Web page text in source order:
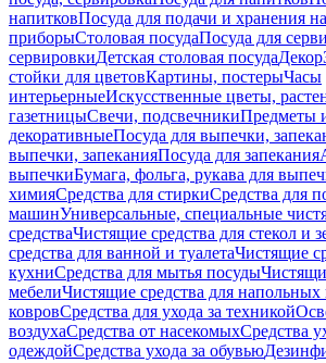
напитковПосуда для подачи и хранения
приборыСтоловая посудаПосуда для
сервировкиДетская столовая посудаДекор
стойки для цветовКартины, постерыЧасы
интерьерныеИскусственные цветы,
газетницыСвечи, подсвечникиПредметы
декоративныеПосуда для выпечки,
выпечки, запеканияПосуда для запекания
выпечкиБумага, фольга, рукава для
химияСредства для стиркиСредства для
машинУниверсальные, специальные
средстваЧистящие средства для стекол и
средства для ванной и туалетаЧистящие
кухниСредства для мытья посуды
мебелиЧистящие средства для
ковровСредства для ухода за техникой
воздухаСредства от насекомыхСредства
одеждойСредства ухода за обувью